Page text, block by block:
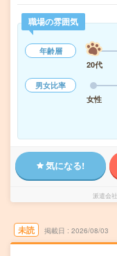
職場の雰囲気
年齢層
20代
男女比率
女性
気になる!
派遣会社
未読 掲載日 2026/08/03